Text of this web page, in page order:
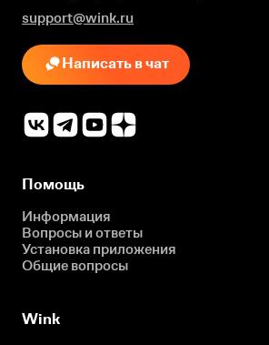
support@wink.ru
Написать в чат
Помощь
Информация
Вопросы и ответы
Установка приложения
Общие вопросы
Wink